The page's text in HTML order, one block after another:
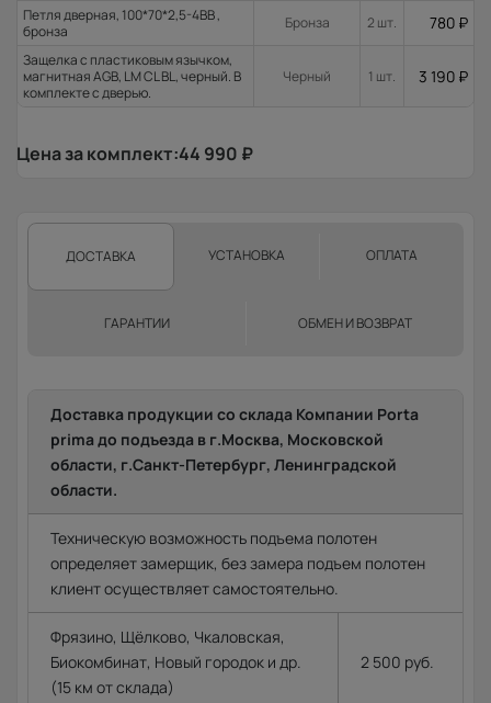
Петля дверная, 100*70*2,5-4ВВ ,
бронза
Бронза 2 шт. 780 ₽
Защелка с пластиковым язычком,
магнитная AGB, LM CL BL, черный. В
комплекте с дверью.
Черный 1 шт. 3 190 ₽
Цена за комплект:44 990 ₽
ДОСТАВКА УСТАНОВКА ОПЛАТА
ГАРАНТИИ ОБМЕН И ВОЗВРАТ
Доставка продукции со склада Компании Porta
prima до подъезда в г.Москва, Московской
области, г.Санкт-Петербург, Ленинградской
области.
Техническую возможность подъема полотен
определяет замерщик, без замера подъем полотен
клиент осуществляет самостоятельно.
Фрязино, Щёлково, Чкаловская,
Биокомбинат, Новый городок и др.
(15 км от склада)
2 500 руб.